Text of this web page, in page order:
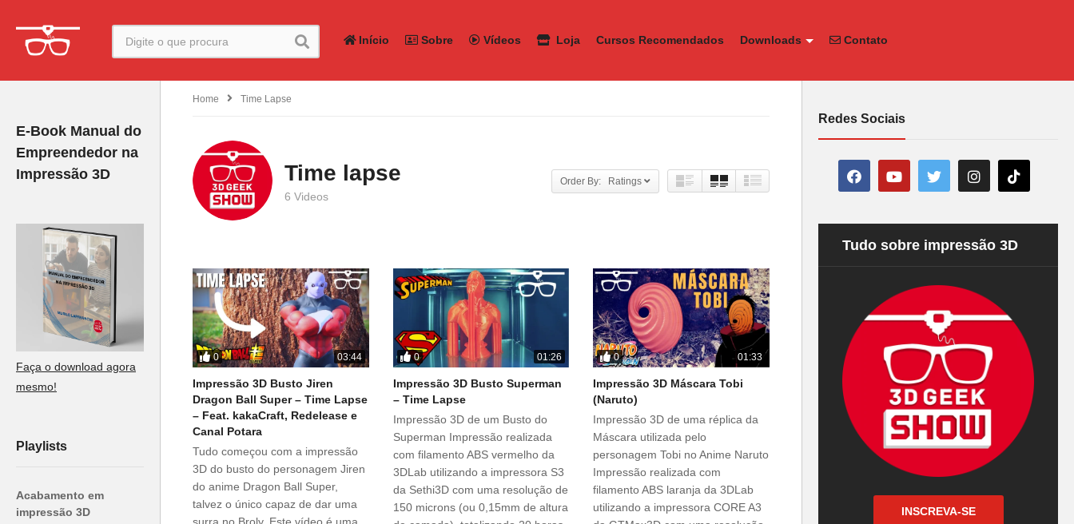
Início Sobre Vídeos Loja Cursos Recomendados Downloads Contato
E-Book Manual do
Empreendedor na
Impressão 3D
Faça o download agora
mesmo!
Playlists
Acabamento em
impressão 3D
Home Time Lapse
Time lapse
6 Videos
Order By: Ratings
0 03:44
Impressão 3D Busto Jiren
Dragon Ball Super – Time Lapse
– Feat. kakaCraft, Redelease e
Canal Potara
Tudo começou com a impressão
3D do busto do personagem Jiren
do anime Dragon Ball Super,
talvez o único capaz de dar uma
0 01:26
Impressão 3D Busto Superman
– Time Lapse
Impressão 3D de um Busto do
Superman Impressão realizada
com filamento ABS vermelho da
3DLab utilizando a impressora S3
da Sethi3D com uma resolução de
150 microns (ou 0,15mm de altura
0 01:33
Impressão 3D Máscara Tobi
(Naruto)
Impressão 3D de uma réplica da
Máscara utilizada pelo
personagem Tobi no Anime Naruto
Impressão realizada com
filamento ABS laranja da 3DLab
utilizando a impressora CORE A3
Redes Sociais
Tudo sobre impressão 3D
INSCREVA-SE